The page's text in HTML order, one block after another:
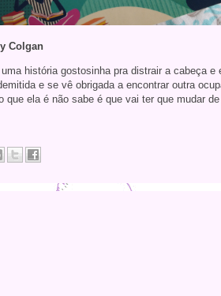
Colgan
história gostosinha pra distrair a cabeça e
e se vê obrigada a encontrar outra
ela é não sabe é que vai ter que mudar